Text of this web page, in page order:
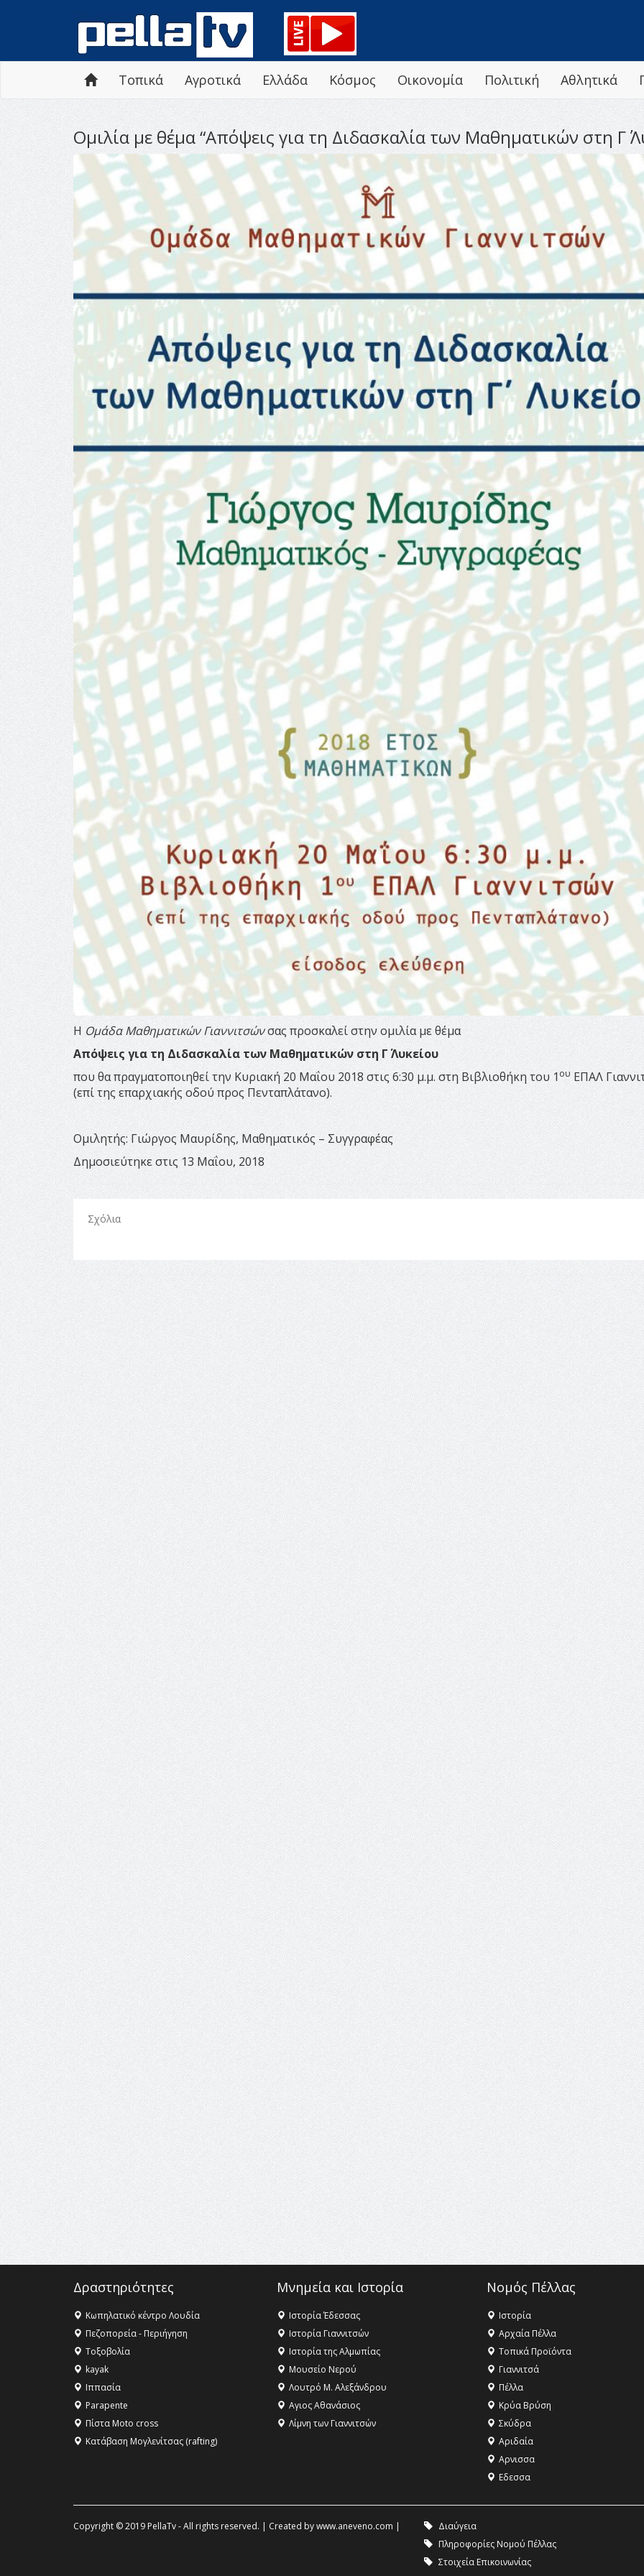
Τοπικά Αγροτικά Ελλάδα Κόσμος Οικονομία Πολιτική Αθλητικά
Ομιλία με θέμα “Απόψεις για τη Διδασκαλία των Μαθηματικών στη Γ΄
ΗΟμάδα Μαθηματικών Γιαννιτσώνσας προσκαλεί στην ομιλία με θέμα
Απόψεις για τη Διδασκαλία των Μαθηματικών στη Γ΄ Λυκείου
που θα πραγματοποιηθεί την Κυριακή 20 Μαΐου 2018 στις 6:30 μ.μ. στη Βιβλιοθήκη του 1ου ΕΠΑΛ
(επί της επαρχιακής οδού προς Πενταπλάτανο).
Ομιλητής: Γιώργος Μαυρίδης, Μαθηματικός – Συγγραφέας
Δημοσιεύτηκε στις 13 Μαΐου, 2018
Σχόλια
Δραστηριότητες
Κωπηλατικό κέντρο Λουδία
Πεζοπορεία - Περιήγηση
Τοξοβολία
kayak
Ιππασία
Parapente
Πίστα Moto cross
Κατάβαση Μογλενίτσας (rafting)
Μνημεία και Ιστορία
Ιστορία Έδεσσας
Ιστορία Γιαννιτσών
Ιστορία της Αλμωπίας
Μουσείο Νερού
Λουτρό Μ. Αλεξάνδρου
Αγιος Αθανάσιος
Λίμνη των Γιαννιτσών
Νομός Πέλλας
Ιστορία
Αρχαία Πέλλα
Τοπικά Προϊόντα
Γιαννιτσά
Πέλλα
Κρύα Βρύση
Σκύδρα
Αριδαία
Aρνισσα
Eδεσσα
Copyright © 2019 PellaTv - All rights reserved. | Created bywww.aneveno.com |
Διαύγεια
Πληροφορίες Νομού Πέλλας
Στοιχεία Επικοινωνίας